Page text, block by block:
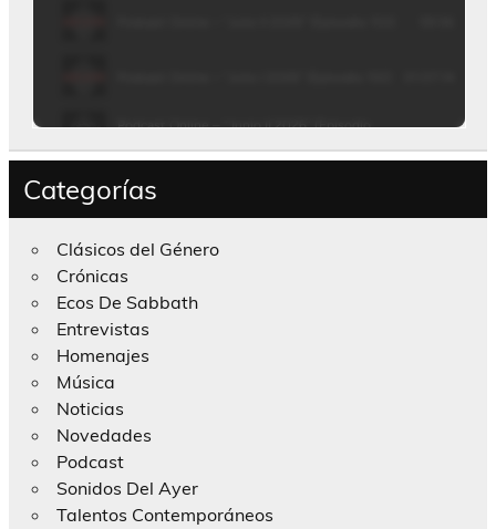
Categorías
Clásicos del Género
Crónicas
Ecos De Sabbath
Entrevistas
Homenajes
Música
Noticias
Novedades
Podcast
Sonidos Del Ayer
Talentos Contemporáneos